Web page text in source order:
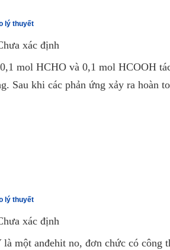
lý thuyết
xác định
mol HCHO và 0,1 mol HCOOH
Sau khi các phản ứng xảy ra hoàn
lý thuyết
xác định
một anđehit no, đơn chức có công